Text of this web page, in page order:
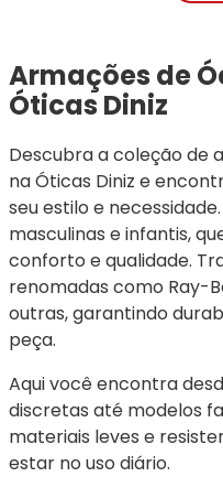
Armações de
Óticas Diniz
Descubra a coleção de
na Óticas Diniz e
seu estilo e
masculinas e infantis,
conforto e qualidade.
renomadas como Ray-
outras, garantindo
peça.
Aqui você encontra
discretas até modelos
materiais leves e
estar no uso diário.